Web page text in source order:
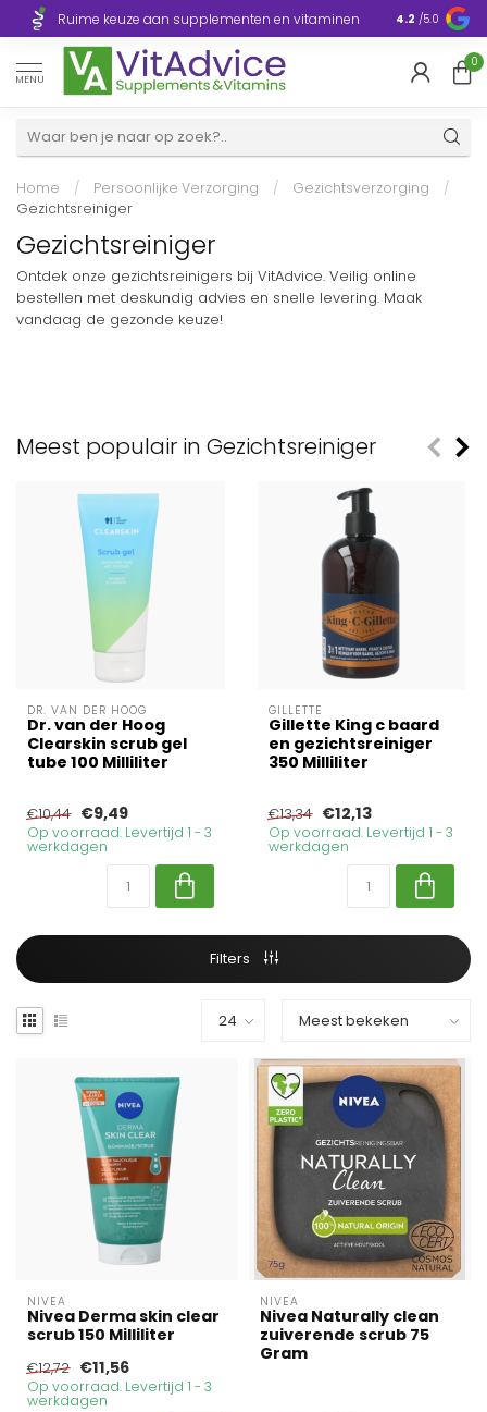
Ruime keuze aan supplementen en vitaminen Europa
4.2 /5.0
MENU
0
Home / Persoonlijke Verzorging / Gezichtsverzorging
/
Gezichtsreiniger
Gezichtsreiniger
Ontdek onze gezichtsreinigers bij VitAdvice. Veilig online
bestellen met deskundig advies en snelle levering. Maak
vandaag de gezonde keuze!
Meest populair in Gezichtsreiniger
DR. VAN DER HOOG
Dr. van der Hoog
Clearskin scrub gel
tube 100 Milliliter
€10,44 €9,49
Op voorraad. Levertijd 1 - 3
werkdagen
GILLETTE
Gillette King c baard
en gezichtsreiniger
350 Milliliter
€13,34 €12,13
Op voorraad. Levertijd 1 - 3
werkdagen
Filters
NIVEA
Nivea Derma skin clear
scrub 150 Milliliter
€12,72 €11,56
Op voorraad. Levertijd 1 - 3
werkdagen
NIVEA
Nivea Naturally clean
zuiverende scrub 75
Gram